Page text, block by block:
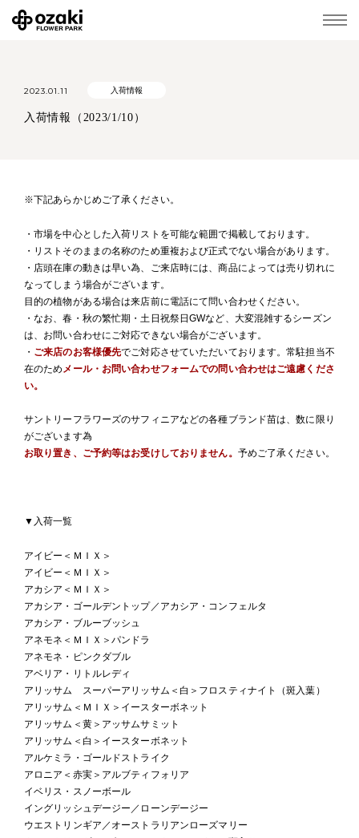
2023.01.11 入荷情報
入荷情報（2023/1/10）
※下記あらかじめご了承ください。
・市場を中心とした入荷リストを可能な範囲で掲載しております。
・リストそのままの名称のため重複および正式でない場合があります。
・店頭在庫の動きは早い為、ご来店時には、商品によっては売り切れに
なってしまう場合がございます。
目的の植物がある場合は来店前に電話にて問い合わせください。
・なお、春・秋の繁忙期・土日祝祭日GWなど、大変混雑するシーズン
は、お問い合わせにご対応できない場合がございます。
・ ご来店のお客様優先でご対応させていただいております。常駐担当不
在のため メール・お問い合わせフォームでの問い合わせはご遠慮くださ
い。
サントリーフラワーズのサフィニアなどの各種ブランド苗は、数に限り
がございます為
お取り置き、ご予約等はお受けしておりません。 予めご了承ください。
▼入荷一覧
アイビー＜ＭＩＸ＞
アイビー＜ＭＩＸ＞
アカシア＜ＭＩＸ＞
アカシア・ゴールデントップ／アカシア・コンフェルタ
アカシア・ブルーブッシュ
アネモネ＜ＭＩＸ＞パンドラ
アネモネ・ピンクダブル
アベリア・リトルレディ
アリッサム スーパーアリッサム＜白＞フロスティナイト（斑入葉）
アリッサム＜ＭＩＸ＞イースターボネット
アリッサム＜黄＞アッサムサミット
アリッサム＜白＞イースターボネット
アルケミラ・ゴールドストライク
アロニア＜赤実＞アルブティフォリア
イベリス・スノーボール
イングリッシュデージー／ローンデージー
ウエストリンギア／オーストラリアンローズマリー